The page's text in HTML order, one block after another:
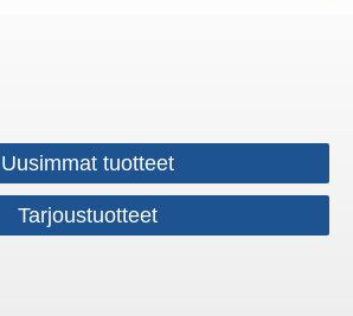
Uusimmat tuotteet
Tarjoustuotteet